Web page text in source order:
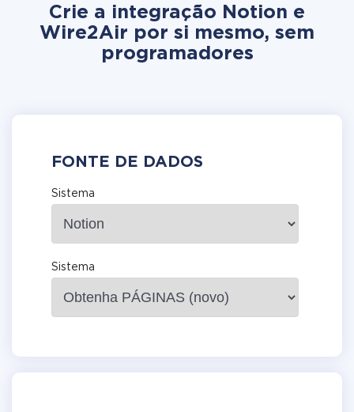
Crie a integração Notion e
Wire2Air por si mesmo, sem
programadores
FONTE DE DADOS
Sistema
Sistema